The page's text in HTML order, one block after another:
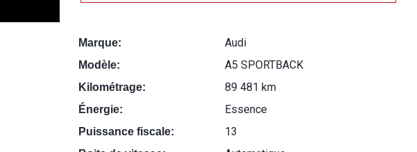
Marque: Audi
Modèle: A5 SPORTBACK
Kilométrage: 89 481 km
Énergie: Essence
Puissance fiscale: 13